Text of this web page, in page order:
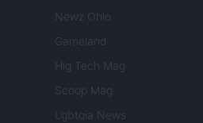
Newz Ohio
Gameland
Hig Tech Mag
Scoop Mag
Lgbtqia News